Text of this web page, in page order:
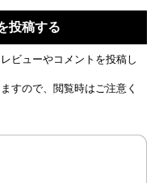
投稿する
ビューやコメントを投稿し
すので、閲覧時はご注意く